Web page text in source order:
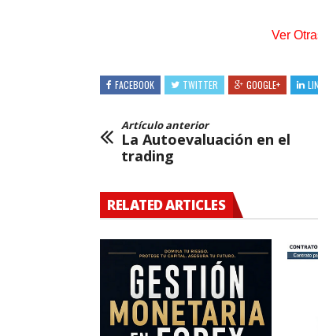
Ver
FACEBOOK TWITTER GOOGLE+
Artículo anterior
La Autoevaluación en el
trading
RELATED ARTICLES